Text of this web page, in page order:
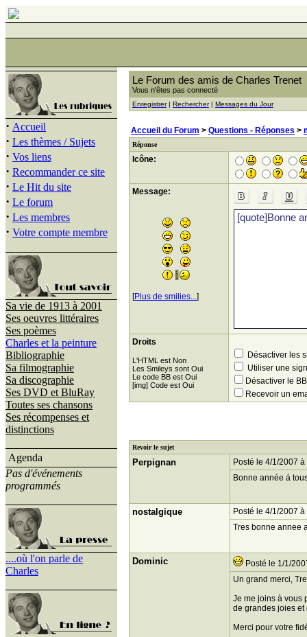
· Accueil
· Les thèmes / Sujets
· Vos liens
· Recommander ce site
· Le Hit du site
· Le forum
· Les membres
· Votre compte membre
Sa vie de 1913 à 2001
Ses oeuvres littéraires
Ses poèmes
Charles et la peinture
Bibliographie
Sa filmographie
Sa discographie
Ses DVD et BluRay
Toutes ses chansons
Ses récompenses et
distinctions
Agenda
Pas d'événements
programmés
....où l'on parle de
Charles
Le Forum des amis de Charles Trenet
Vous n'êtes pas connecté
Enregistrer| Rechercher| Messages du Jour
Accueil du Forum > Questions - Réponses >
Réponse
Icône:
Message:
[Plus de smilies...]
Droits
L'HTML est Non
Les Smileys sont Oui
Le code BB est Oui
[img] Code est Oui
Désactiver les
Utiliser une
Désactiver le
Recevoir un
Revoir le sujet
Perpignan
Posté le 4/1/2007
Bonne année á
nostalgique
Posté le 4/1/2007
Tres bonne annee
Dominic
Posté le 1/1/
Un grand merci,
Je me joins à vous
de grandes joies et
Merci pour votre